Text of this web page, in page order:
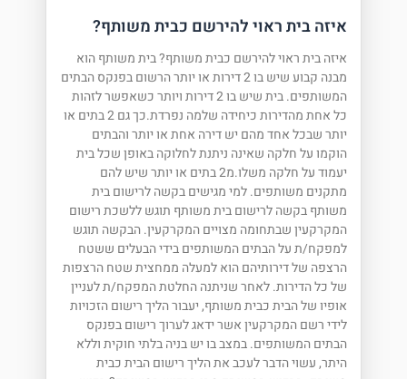
איזה בית ראוי להירשם כבית משותף?
איזה בית ראוי להירשם כבית משותף? בית משותף הוא
מבנה קבוע שיש בו 2 דירות או יותר הרשום בפנקס הבתים
המשותפים. בית שיש בו 2 דירות ויותר כשאפשר לזהות
כל אחת מהדירות כיחידה שלמה נפרדת.כך גם 2 בתים או
יותר שבכל אחד מהם יש דירה אחת או יותר והבתים
הוקמו על חלקה שאינה ניתנת לחלוקה באופן שכל בית
יעמוד על חלקה משלו.מ2 בתים או יותר שיש להם
מתקנים משותפים. למי מגישים בקשה לרישום בית
משותף בקשה לרישום בית משותף תוגש ללשכת רישום
המקרקעין שבתחומה מצויים המקרקעין. הבקשה תוגש
למפקח/ת על הבתים המשותפים בידי הבעלים ששטח
הרצפה של דירותיהם הוא למעלה ממחצית שטח הרצפות
של כל הדירות. לאחר שניתנה החלטת המפקח/ת לעניין
אופיו של הבית כבית משותף, יעבור הליך רישום הזכויות
לידי רשם המקרקעין אשר ידאג לערוך רישום בפנקס
הבתים המשותפים. במצב בו יש בניה בלתי חוקית וללא
היתר, עשוי הדבר לעכב את הליך רישום הבית כבית